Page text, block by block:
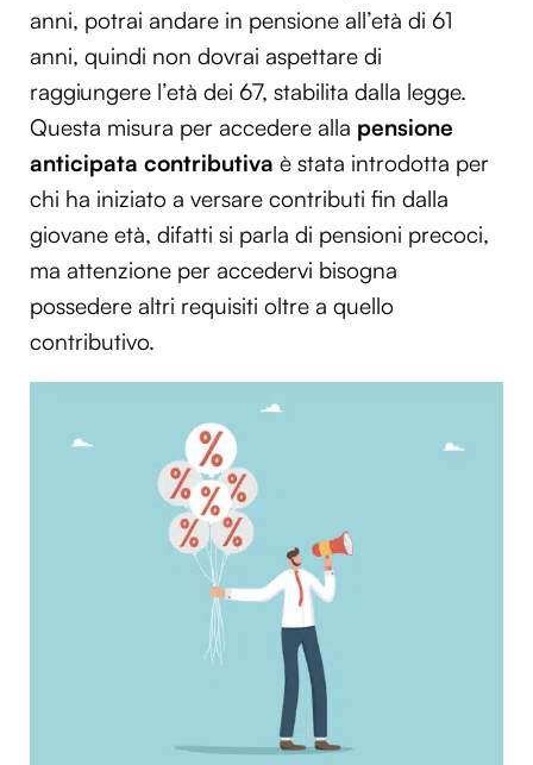
anni, potrai andare in pensione all’età di 61
anni, quindi non dovrai aspettare di
raggiungere l’età dei 67, stabilita dalla legge.
Questa misura per accedere alla pensione
anticipata contributiva è stata introdotta per
chi ha iniziato a versare contributi fin dalla
giovane età, difatti si parla di pensioni precoci,
ma attenzione per accedervi bisogna
possedere altri requisiti oltre a quello
contributivo.